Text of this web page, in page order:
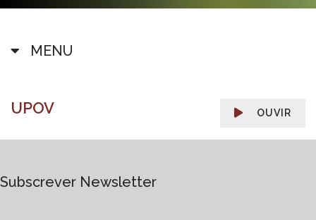
MENU
OUVIR
UPOV
Subscrever Newsletter